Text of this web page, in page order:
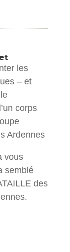
les
– et
corps
Ardennes
vous
semblé
des